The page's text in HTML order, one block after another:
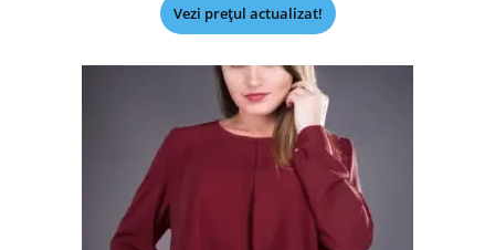
Vezi prețul actualizat!